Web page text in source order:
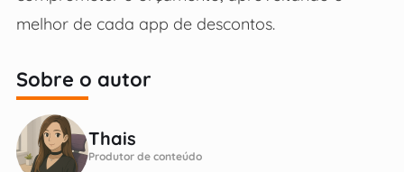
melhor de cada app de descontos.
Sobre o autor
Thais
Produtor de conteúdo